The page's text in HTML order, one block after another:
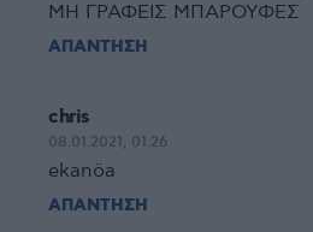
ΜΗ ΓΡΑΦΕΙΣ ΜΠΑΡΟΥΦΕΣ
ΑΠΑΝΤΗΣΗ
chris
08.01.2021, 01:26
ekanöa
ΑΠΑΝΤΗΣΗ